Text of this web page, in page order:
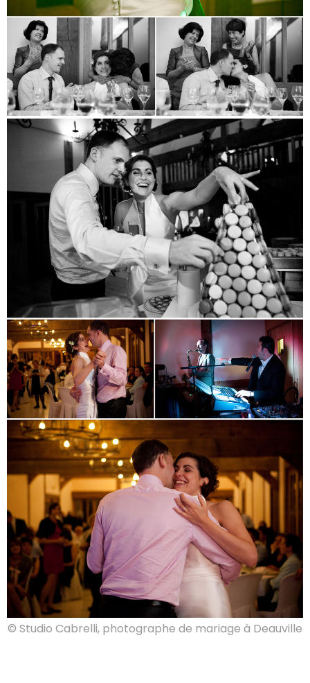
© Studio Cabrelli, photographe de mariage à Deauville